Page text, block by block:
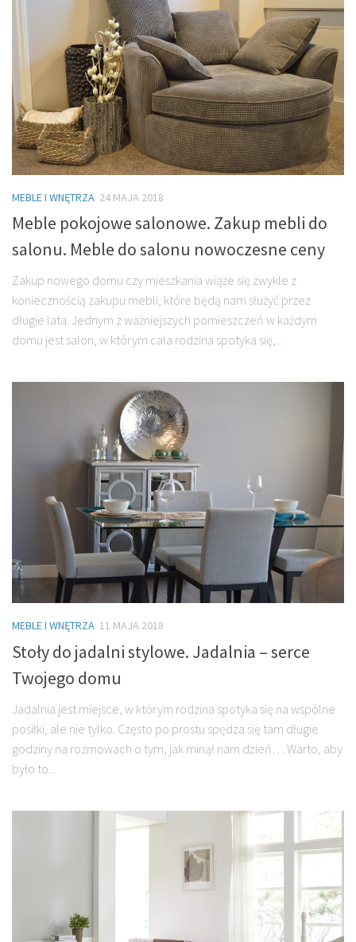
MEBLE I WNĘTRZA 24 MAJA 2018
Meble pokojowe salonowe. Zakup mebli do
salonu. Meble do salonu nowoczesne ceny
Zakup nowego domu czy mieszkania wiąże się zwykle z
koniecznością zakupu mebli, które będą nam służyć przez
długie lata. Jednym z ważniejszych pomieszczeń w każdym
domu jest salon, w którym cała rodzina spotyka się,...
MEBLE I WNĘTRZA 11 MAJA 2018
Stoły do jadalni stylowe. Jadalnia – serce
Twojego domu
Jadalnia jest miejsce, w którym rodzina spotyka się na wspólne
posiłki, ale nie tylko. Często po prostu spędza się tam długie
godziny na rozmowach o tym, jak minął nam dzień… Warto, aby
było to...